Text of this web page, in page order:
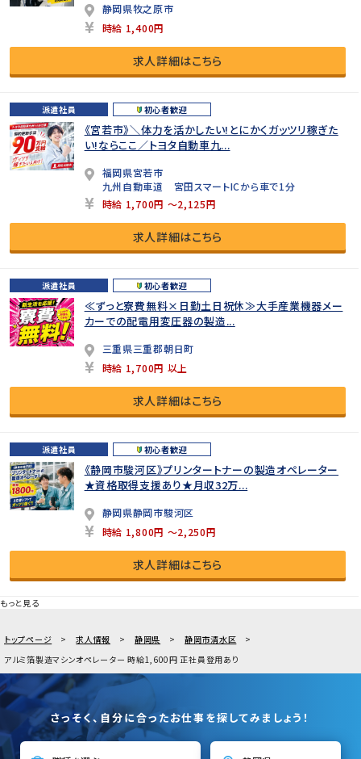
静岡県牧之原市
時給 1,400円
求人詳細はこちら
派遣社員 初心者歓迎
《宮若市》＼体力を活かしたい!とにかくガッツリ稼ぎた
い!ならここ／トヨタ自動車九...
福岡県宮若市
九州自動車道 宮田スマートICから車で1分
時給 1,700円 ～2,125円
求人詳細はこちら
派遣社員 初心者歓迎
≪ずっと寮費無料×日勤土日祝休≫大手産業機器メー
カーでの配電用変圧器の製造...
三重県三重郡朝日町
時給 1,700円 以上
求人詳細はこちら
派遣社員 初心者歓迎
《静岡市駿河区》プリンタートナーの製造オペレーター
★資格取得支援あり★月収32万...
静岡県静岡市駿河区
時給 1,800円 ～2,250円
求人詳細はこちら
もっと見る
トップページ 求人情報 静岡県
静岡市清水区
アルミ箔製造マシンオペレーター 時給1,600円 正社員登用あり
さっそく、自分に合ったお仕事を探してみましょう！